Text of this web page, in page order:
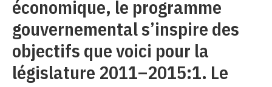
économique, le programme
gouvernemental s’inspire des
objectifs que voici pour la
législature 2011–2015:1. Le